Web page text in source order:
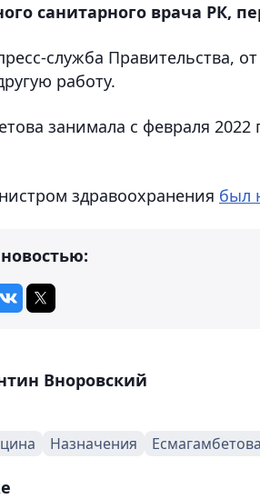
санитарного врача РК,
служба Правительства,
работу.
занимала с февраля
здравоохранения был
Вноровский
Назначения